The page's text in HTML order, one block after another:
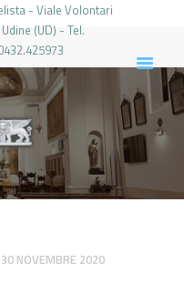
- Viale Volontari
(UD) - Tel.
MARCO UDINE
30 NOVEMBRE 2020